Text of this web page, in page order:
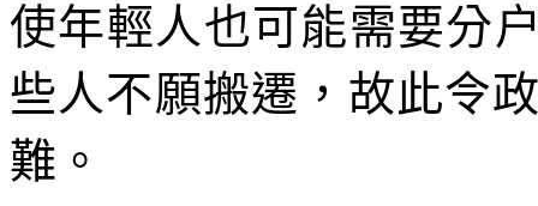
使年輕人也可能需要分
些人不願搬遷，故此令
難。